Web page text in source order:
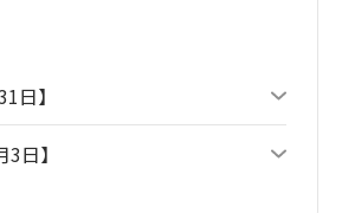
日】
日】